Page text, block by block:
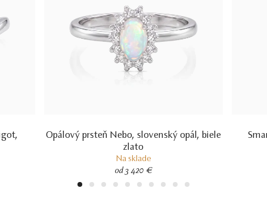
Opálový prsteň Nebo, slovenský opál, biele
zlato
Na sklade
od 3 420 €
1 2 3 4 5 6 7 8 9 10